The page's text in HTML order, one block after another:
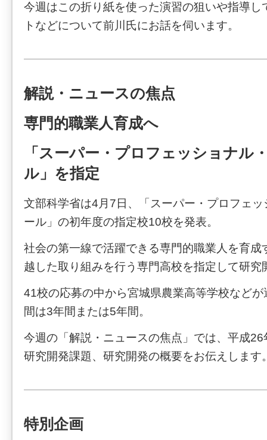
今週はこの折り紙を使った演習の狙いや指導し
トなどについて前川氏にお話を伺います。
解説・ニュースの焦点
専門的職業人育成へ
「スーパー・プロフェッショナル
ル」を指定
文部科学省は4月7日、「スーパー・プロフェ
ール」の初年度の指定校10校を発表。
社会の第一線で活躍できる専門的職業人を育成
越した取り組みを行う専門高校を指定して研究
41校の応募の中から宮城県農業高等学校など
間は3年間または5年間。
今週の「解説・ニュースの焦点」では、平成
研究開発課題、研究開発の概要をお伝えします
特別企画